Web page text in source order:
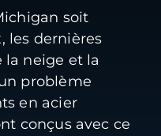
soit
les dernières
neige et la
problème
en acier
conçus avec ce